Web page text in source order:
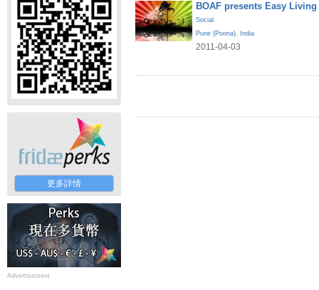
更多詳情
Advertisement
BOAF presents Easy
Social
Pune (Poona), India
2011-04-03